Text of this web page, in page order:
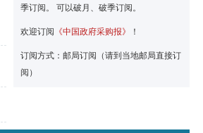
季订阅。 可以破月、破季订阅。
欢迎订阅 《中国政府采购报》 ！
订阅方式：邮局订阅（请到当地邮局直接订
阅）